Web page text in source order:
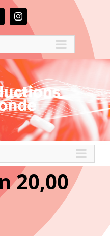
Instagram
20,00